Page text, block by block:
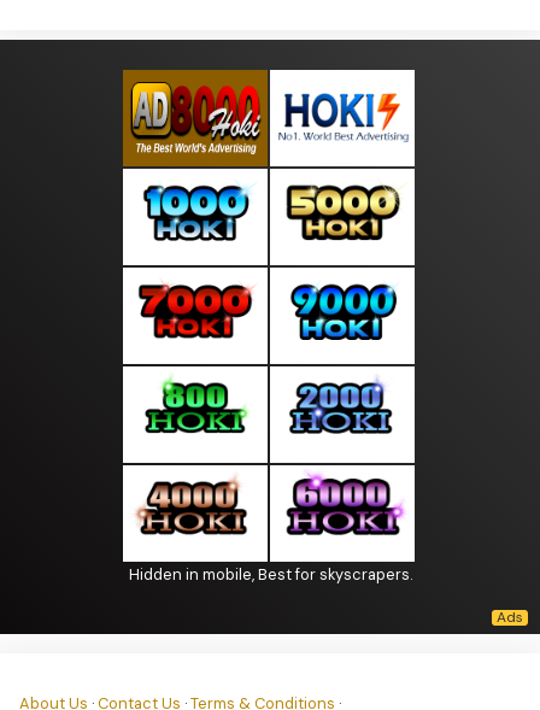
Hidden in mobile, Best for skyscrapers.
About Us ·Contact Us ·Terms & Conditions ·